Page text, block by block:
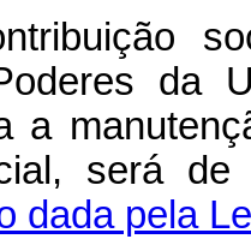
da
a
será
dada pela